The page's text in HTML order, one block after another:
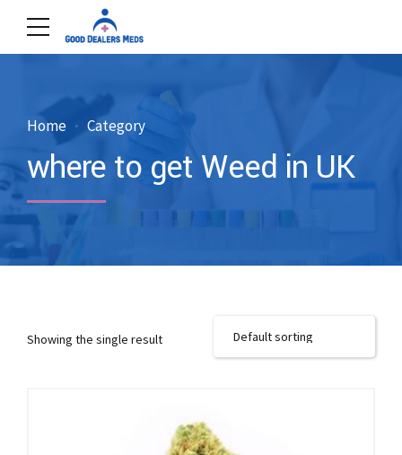
Home Category
where to get Weed in UK
Showing the single result